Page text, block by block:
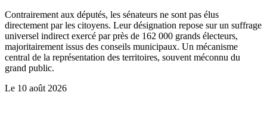
Contrairement aux députés, les sénateurs ne sont pas élus
directement par les citoyens. Leur désignation repose sur un suffrage
universel indirect exercé par près de 162 000 grands électeurs,
majoritairement issus des conseils municipaux. Un mécanisme
central de la représentation des territoires, souvent méconnu du
grand public.
Le 10 août 2026